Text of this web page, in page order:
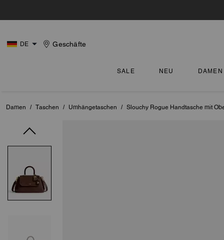
DE Geschäfte
SALE NEU DAMEN
Damen / Taschen / Umhängetaschen / Slouchy Rogue Handtasche mit